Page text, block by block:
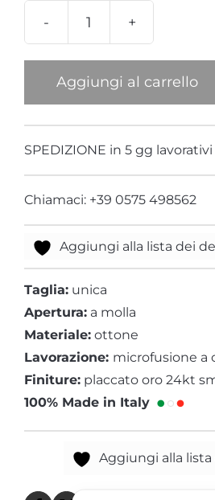
Bracciale
Piatto
Aggiungi al carrello
SPEDIZIONE in 5 gg lavorativi
Chiamaci: +39 0575 498562
Aggiungi alla lista dei
Taglia: unica
Apertura: a molla
Materiale: ottone
Lavorazione: microfusione a
Finiture: placcato oro 24kt
100% Made in Italy
Aggiungi alla